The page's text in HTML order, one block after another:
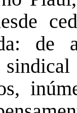
de